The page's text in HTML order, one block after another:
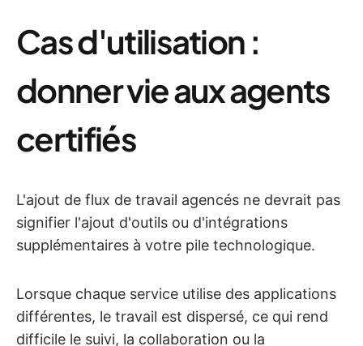
Cas d'utilisation :
donner vie aux agents
certifiés
L'ajout de flux de travail agencés ne devrait pas
signifier l'ajout d'outils ou d'intégrations
supplémentaires à votre pile technologique.
Lorsque chaque service utilise des applications
différentes, le travail est dispersé, ce qui rend
difficile le suivi, la collaboration ou la